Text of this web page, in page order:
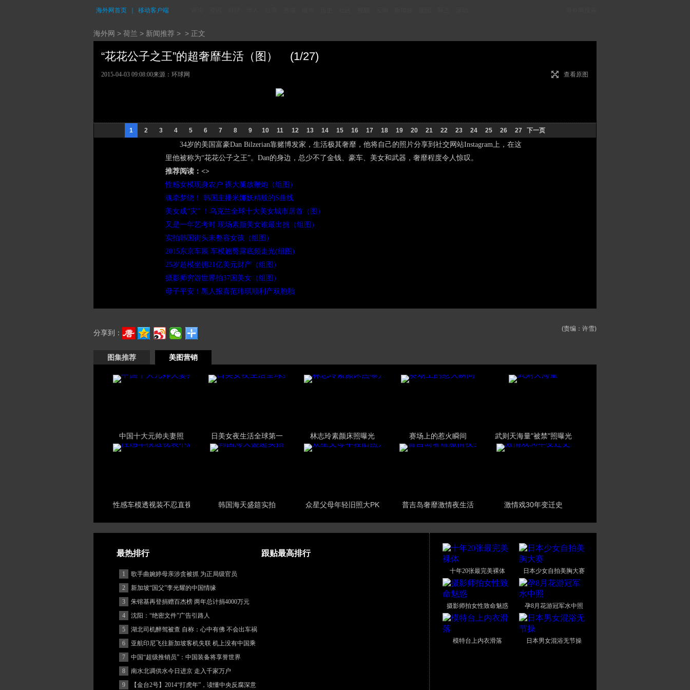
海外网首页 移动客户端
海外网 > 荷兰 > 新闻推荐 > > 正文
“花花公子之王”的超奢靡生活（图） (1/27)
查看原图
2015-04-03 09:08:00来源：环球网
1 2 3 4 5 6 7 8 9 10 11 12 13 14 15 16 17 18 19 20 21 22 23 24 25 26 27 下一页
34岁的美国富豪Dan Bilzerian靠赌博发家，生活极其奢靡，他将自己的照片分享到社交网站Instagram上，在这
里他被称为“花花公子之王”。Dan的身边，总少不了金钱、豪车、美女和武器，奢靡程度令人惊叹。
推荐阅读：<>
性感女模现身农户 裸大腿放鞭炮（组图）
魂牵梦绕！ 韩国主播米娜妖精般的S曲线
美女成“灾” ！乌克兰全球十大美女城市居首（图）
又是一年艺考时 现场素颜美女谁最出挑（组图）
实拍韩国街头未整容女孩（组图）
2015东京车展 车模翘臀露底频走光(组图)
25岁超模坐拥21亿美元财产（组图）
摄影师穷游世界拍37国美女（组图）
母子平安！黑人报喜范玮琪顺利产双胞胎
(责编：许雪)
分享到：
图集推荐 美图营销
中国十大元帅夫妻照 日美女夜生活全球第一 林志玲素颜床照曝光 赛场上的惹火瞬间 武则天海量"被禁"照曝光
性感车模透视装不忍直视 韩国海天盛筵实拍 众星父母年轻旧照大PK 普吉岛奢靡激情夜生活 激情戏30年变迁史
最热排行 跟贴最高排行
1
歌手曲婉婷母亲涉贪被抓 为正局级官员
2
新加坡“国父”李光耀的中国情缘
3
朱镕基再登捐赠百杰榜 两年总计捐4000万元
4
沈阳：“绝密文件”广告引路人
5
湖北司机醉驾被查 自称：心中有佛 不会出车祸
(图)
6
亚航印尼飞往新加坡客机失联 机上没有中国乘
客
7
中国“超级推销员”：中国装备将享誉世界
8
南水北调供水今日进京 走入千家万户
9
【金台2号】2014“打虎年”，读懂中央反腐深意
十年20张最完美裸体 日本少女自拍美胸大赛
摄影师拍女性致命魅惑 孕8月花游冠军水中照
模特台上内衣滑落 日本男女混浴无节操